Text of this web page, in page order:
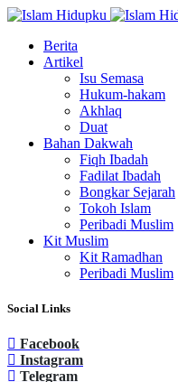
Berita
Artikel
Isu Semasa
Hukum-hakam
Akhlaq
Duat
Bahan Dakwah
Fiqh Ibadah
Fadilat Ibadah
Bongkar Sejarah
Tokoh Islam
Peribadi Muslim
Kit Muslim
Kit Ramadhan
Peribadi Muslim
Social Links
Facebook
Instagram
Telegram